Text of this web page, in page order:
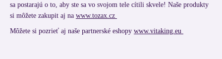
sa postarajú o to, aby ste sa vo svojom tele cítili skvele! Naše produkty
si môžete zakupit aj na www.tozax.cz
Môžete si pozrieť aj naše partnerské eshopy www.vitaking.eu